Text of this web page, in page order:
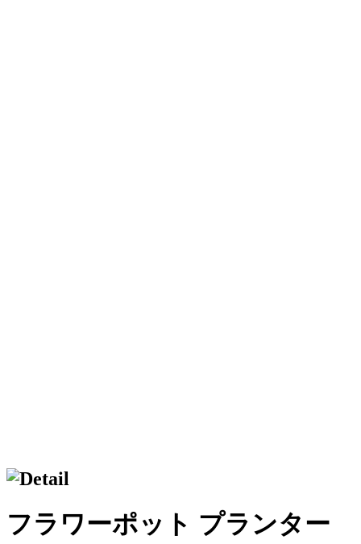
フラワーポット プランター